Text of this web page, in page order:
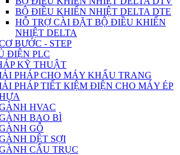
BỘ ĐIỀU KHIỂN NHIỆT DELTA DTE
HỖ TRỢ CÀI ĐẶT BỘ ĐIỀU KHIỂN
NHIỆT DELTA
BƯỚC - STEP
ĐIỆN PLC
KỸ THUẬT
PHÁP CHO MÁY KHẨU TRANG
PHÁP TIẾT KIỆM ĐIỆN CHO MÁY ÉP
HVAC
BAO BÌ
GỖ
DỆT SỢI
CẨU TRỤC